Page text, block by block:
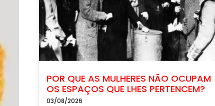
POR QUE AS MULHERES NÃO OCUPAM
OS ESPAÇOS QUE LHES PERTENCEM?
03/08/2026